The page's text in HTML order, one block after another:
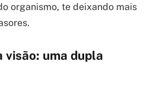
organismo, te deixando mais
visão: uma dupla